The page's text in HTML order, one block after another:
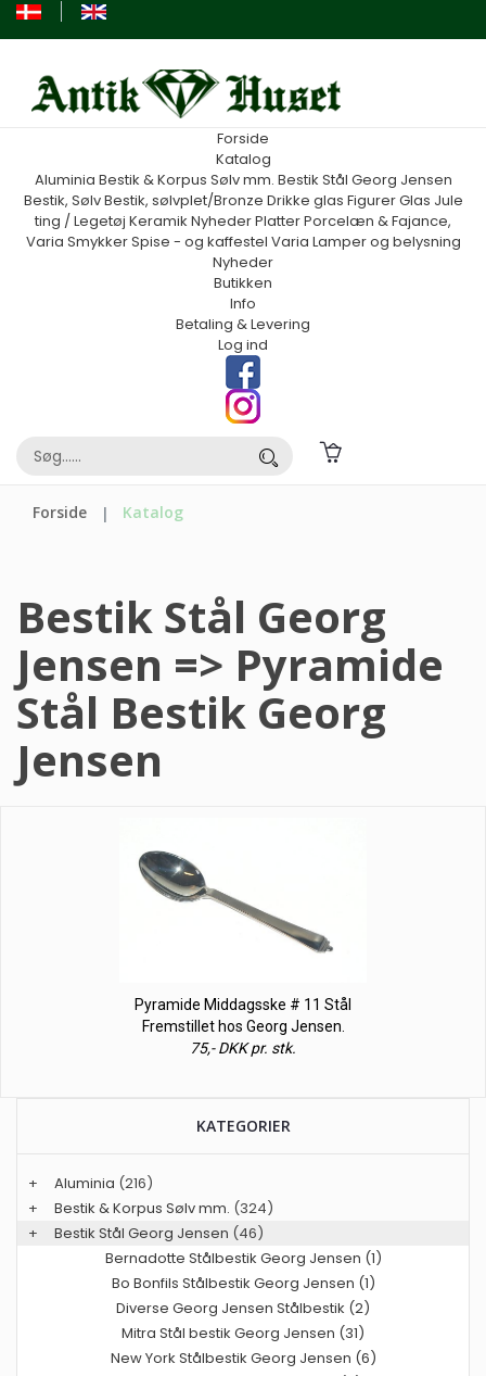
Forside
Katalog
Aluminia Bestik & Korpus Sølv mm. Bestik Stål Georg Jensen
Bestik, SølvBestik, sølvplet/Bronze Drikke glas FigurerGlas Jule
ting / Legetøj Keramik NyhederPlatterPorcelæn & Fajance,
Varia SmykkerSpise - og kaffestel Varia Lamper og belysning
Nyheder
Butikken
Info
Betaling & Levering
Log ind
Forside Katalog
Bestik Stål Georg
Jensen => Pyramide
Stål Bestik Georg
Jensen
Pyramide Middagsske # 11 Stål
Fremstillet hos Georg Jensen.
75,- DKK pr. stk.
KATEGORIER
+ Aluminia (216)
+
Bestik & Korpus Sølv mm. (324)
+
Bestik Stål Georg Jensen (46)
Bernadotte Stålbestik Georg Jensen (1)
Bo Bonfils Stålbestik Georg Jensen (1)
Diverse Georg Jensen Stålbestik (2)
Mitra Stål bestik Georg Jensen (31)
New York Stålbestik Georg Jensen (6)